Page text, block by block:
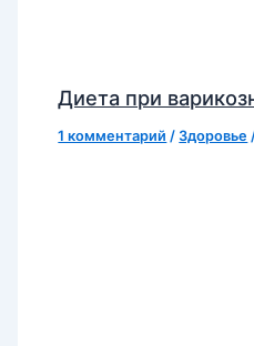
Диета при
1 комментарий /Здоровье